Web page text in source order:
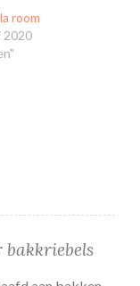
room
2020
bakkriebels